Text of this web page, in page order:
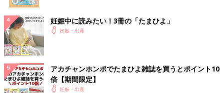
や、コンパクトになる折りたたみ式、おむつ変えシートが付いた
ものなど多彩な種類が揃う、利便性の高いアイテムです。
ベビーベッドとの構造面の違いについて
一方、ベビーベッドは、様々なタイプがありますが、木製のどっ
しりとしたものをイメージされることが一般的です。木製のベビ
ーベッドの特徴は、木の持つ強度と重さから生まれる安定感、床
妊娠中に読みたい！3冊の「たまひよ」
妊娠・出産
アカチャンホンポでたまひよ雑誌を買うとポイント10
倍【期間限定】
妊娠・出産